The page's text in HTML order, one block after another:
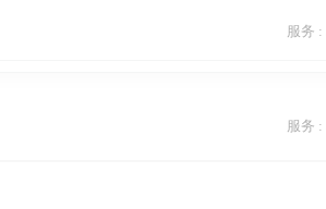
服务 :
服务 :